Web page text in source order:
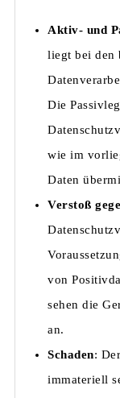
Aktiv- und
liegt bei den
Die
wie im
Daten
Verstoß
von
sehen die
an.
Schaden:
immateriell